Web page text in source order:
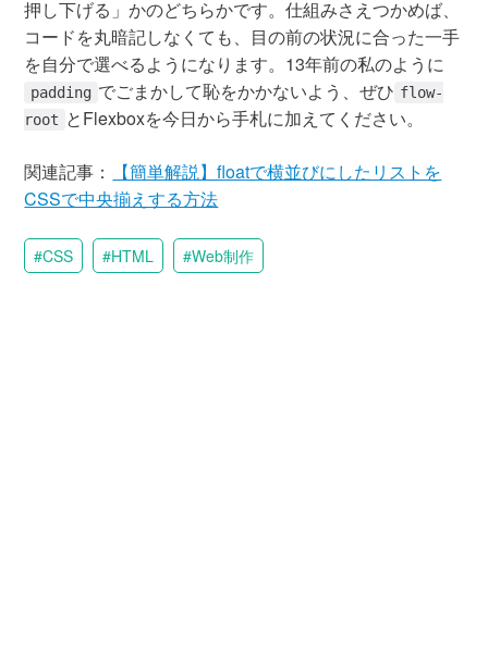
押し下げる」かのどちらかです。仕組みさえつかめば、
コードを丸暗記しなくても、目の前の状況に合った一手
を自分で選べるようになります。13年前の私のように
padding でごまかして恥をかかないよう、ぜひ flow-
root とFlexboxを今日から手札に加えてください。
関連記事：
【簡単解説】floatで横並びにしたリストを
CSSで中央揃えする方法
CSS HTML Web制作